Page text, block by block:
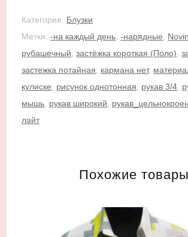
Категория: Блузки
Метки:-на каждый день ,-нарядные
рубашечный ,застёжка короткая (Поло) ,
застежка потайная
кармана нет,
кулиске
рисунок однотонная рукав 3/4
мышь рукав широкий
лайт
Похожие товары